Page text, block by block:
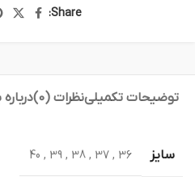
Share:
توضیحات تکمیلینظرات (0) درباره
سایز 36
,
37
,
38
,
39
,
40